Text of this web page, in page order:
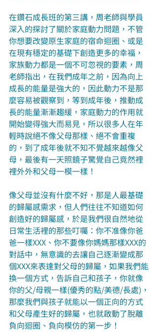
在鑽石成長班的第三講，周老師與學員
深入的探討了關於家庭動力問題，不管
你想要改變原生家庭的宿命迴圈、或是
在現有穩定的基礎下創造更多的幸福，
家族動力都是一個不可忽視的要素，周
老師指出，在我們成年之前，因為向上
成長的能量是強大的，因此動力不是那
麼容易被觀察到，等到成年後，推動成
長的能量漸漸趨緩，家庭動力的作用就
開始變得強大而易見，所以很多人在年
輕時說絕不像父母那樣、絕不會重複
的，到了成年後就不知不覺越來越像父
母，最後有一天照鏡子驚覺自己竟然裡
裡外外和父母一模一樣！
像父母並沒有什麼不好，那是人最基礎
的歸屬感需求，但人們往往不知道如何
創造好的歸屬感，於是我們很自然地從
日常生活裡的那些叮囑：你不准像你爸
爸一樣XXX、你不要像你媽媽那樣XXX的
對話中，無意識的去讓自己逐漸變成那
個XXX來表達對父母的歸屬，如果我們能
換一個方式，告訴自己和孩子，你就像
你的父/母親一樣(優秀的點/美德/長處)，
那麼我們與孩子就能以一個正向的方式
和父母產生好的歸屬，也就啟動了脫離
負向迴圈、負向模仿的第一步！